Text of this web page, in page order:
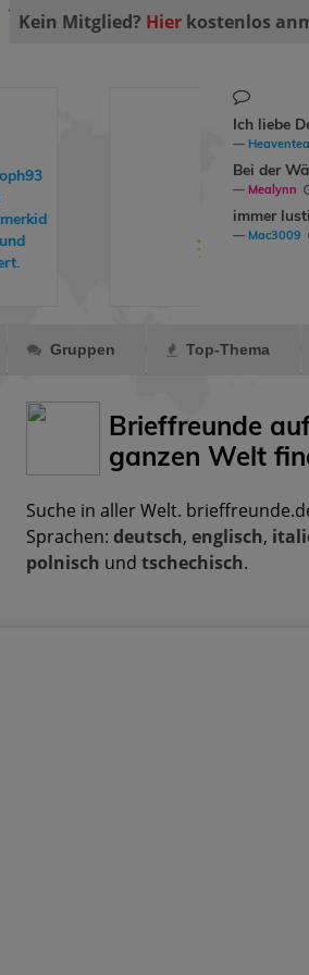
Kein Mitglied? Hier kostenlos
dirkchristoph93
hat
monalisa06ein
Geschenk
gemacht.
Ich liebe
Bei der
Mealynn
immer
Mac3009
Gruppen Top-Thema
Brieffreunde
ganzen Welt
Suche in aller Welt.
Sprachen: deutsch, englisch,
polnisch und tschechisch.